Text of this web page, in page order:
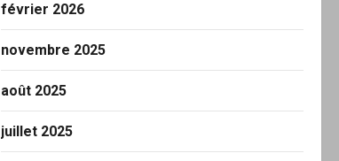
février 2026
novembre 2025
août 2025
juillet 2025